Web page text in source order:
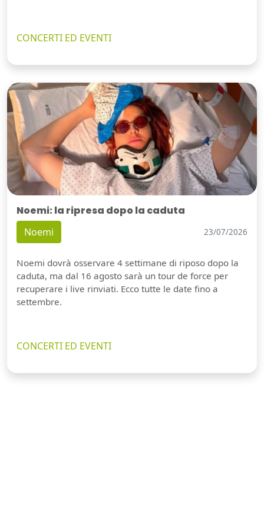
CONCERTI ED EVENTI
Noemi: la ripresa dopo la caduta
Noemi 23/07/2026
Noemi dovrà osservare 4 settimane di riposo dopo la
caduta, ma dal 16 agosto sarà un tour de force per
recuperare i live rinviati. Ecco tutte le date fino a
settembre.
CONCERTI ED EVENTI